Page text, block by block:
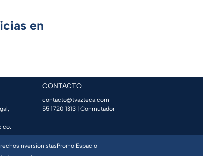
en
CONTACTO
contacto@tvazteca.com
55 1720 1313 | Conmutador
InversionistasPromo Espacio